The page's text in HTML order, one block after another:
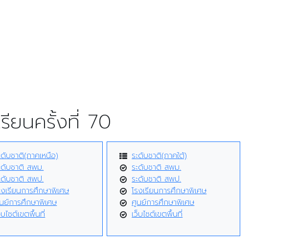
ยนครั้งที่ 70
ดับชาติ(ภาคเหนือ)
ดับชาติ สพม.
ดับชาติ สพป.
งเรียนการศึกษาพิเศษ
ย์การศึกษาพิเศษ
บไซต์เขตพื้นที่
ระดับชาติ(ภาคใต้)
ระดับชาติ สพม.
ระดับชาติ สพป.
โรงเรียนการศึกษาพิเศษ
ศูนย์การศึกษาพิเศษ
เว็บไซต์เขตพื้นที่